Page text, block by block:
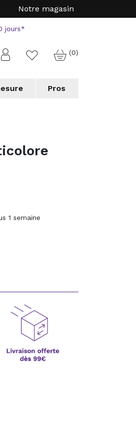
Notre magasin
jours*
Connexion
Favorite (0)
Pros
1 semaine